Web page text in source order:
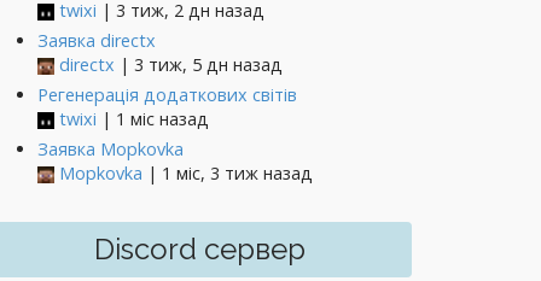
twixi | 3 тиж, 2 дн назад
Заявка directx
directx | 3 тиж, 5 дн назад
Регенерація додаткових світів
twixi | 1 міс назад
Заявка Mopkovka
Mopkovka | 1 міс, 3 тиж назад
Discord сервер